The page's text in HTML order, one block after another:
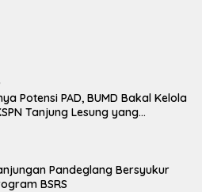
Potensi PAD, BUMD Bakal Kelola
Tanjung Lesung yang
Pandeglang Bersyukur
BSRS